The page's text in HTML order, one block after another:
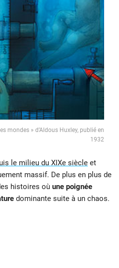
mondes » d’Aldous Huxley, publié en
1932
le milieu du XIXe siècle et
massif. De plus en plus de
histoires où une poignée
dominante suite à un chaos.